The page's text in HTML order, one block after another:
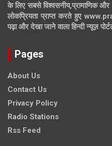
के लिए सबसे विश्वसनीय,प्रामाणिक और
लोकप्रियता प्राप्त करते हुए
पढ़ा और देखा जाने वाला हिन्दी न्यूज़
Pages
About Us
Contact Us
Privacy Policy
Radio Stations
Rss Feed